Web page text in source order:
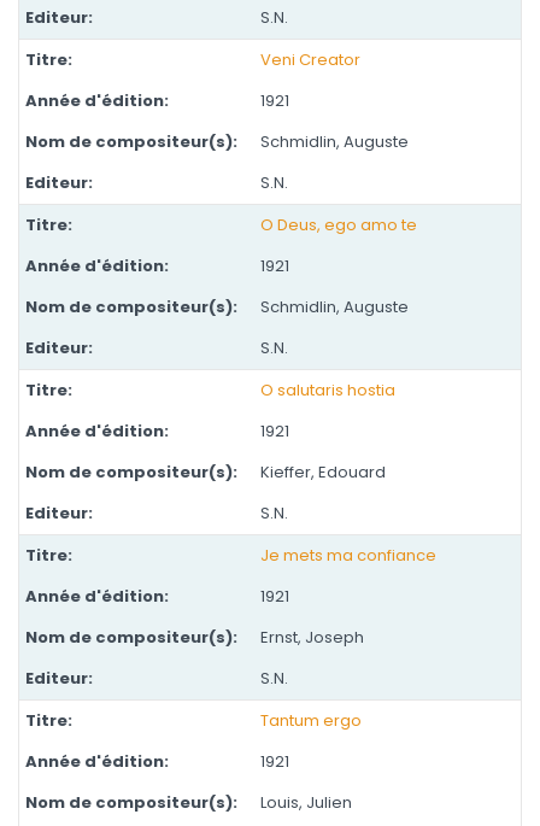
S.N.
Veni Creator
1921
Schmidlin, Auguste
S.N.
O Deus, ego amo te
1921
Schmidlin, Auguste
S.N.
O salutaris hostia
1921
Kieffer, Edouard
S.N.
Je mets ma confiance
1921
Ernst, Joseph
S.N.
Tantum ergo
1921
Louis, Julien